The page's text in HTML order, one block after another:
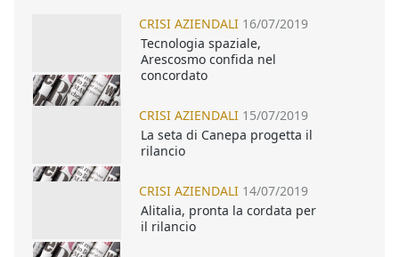
CRISI AZIENDALI 16/07/2019
Tecnologia spaziale,
Arescosmo confida nel
concordato
CRISI AZIENDALI 15/07/2019
La seta di Canepa progetta il
rilancio
CRISI AZIENDALI 14/07/2019
Alitalia, pronta la cordata per
il rilancio